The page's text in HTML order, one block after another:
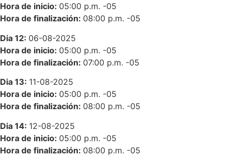
Hora de inicio: 05:00 p.m. -05
Hora de finalización: 08:00 p.m. -05
Dia 12: 06-08-2025
Hora de inicio: 05:00 p.m. -05
Hora de finalización: 07:00 p.m. -05
Dia 13: 11-08-2025
Hora de inicio: 05:00 p.m. -05
Hora de finalización: 08:00 p.m. -05
Dia 14: 12-08-2025
Hora de inicio: 05:00 p.m. -05
Hora de finalización: 08:00 p.m. -05